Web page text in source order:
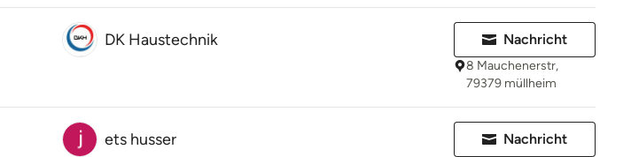
DK Haustechnik Nachricht
8 Mauchenerstr,
79379 müllheim
ets husser Nachricht